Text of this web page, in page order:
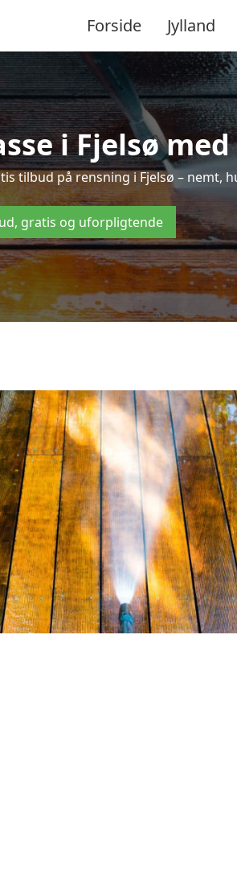
Forside Jylland
i Fjelsø
tilbud på rensning i Fjelsø – nemt,
gratis og uforpligtende